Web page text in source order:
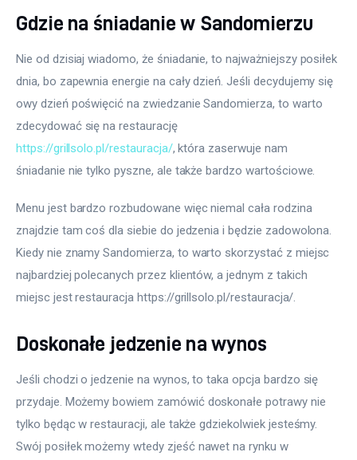
Gdzie na śniadanie w Sandomierzu
Nie od dzisiaj wiadomo, że śniadanie, to najważniejszy posiłek
dnia, bo zapewnia energie na cały dzień. Jeśli decydujemy się
owy dzień poświęcić na zwiedzanie Sandomierza, to warto
zdecydować się na restaurację
https://grillsolo.pl/restauracja/, która zaserwuje nam
śniadanie nie tylko pyszne, ale także bardzo wartościowe.
Menu jest bardzo rozbudowane więc niemal cała rodzina
znajdzie tam coś dla siebie do jedzenia i będzie zadowolona.
Kiedy nie znamy Sandomierza, to warto skorzystać z miejsc
najbardziej polecanych przez klientów, a jednym z takich
miejsc jest restauracja https://grillsolo.pl/restauracja/.
Doskonałe jedzenie na wynos
Jeśli chodzi o jedzenie na wynos, to taka opcja bardzo się
przydaje. Możemy bowiem zamówić doskonałe potrawy nie
tylko będąc w restauracji, ale także gdziekolwiek jesteśmy.
Swój posiłek możemy wtedy zjeść nawet na rynku w